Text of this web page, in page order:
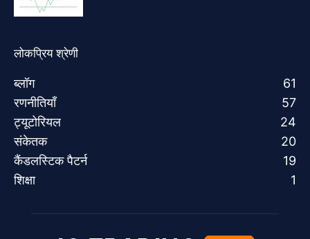
लोकप्रिय श्रेणी
ब्लॉग
61
रणनीतियाँ
57
ट्यूटोरियल
24
संकेतक
20
कैंडलस्टिक पैटर्न
19
शिक्षा
1